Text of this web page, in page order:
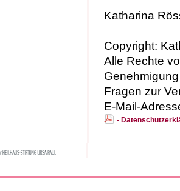
Katharina
Copyright:
Alle Rechte
Fragen zur
E-Mail-
-